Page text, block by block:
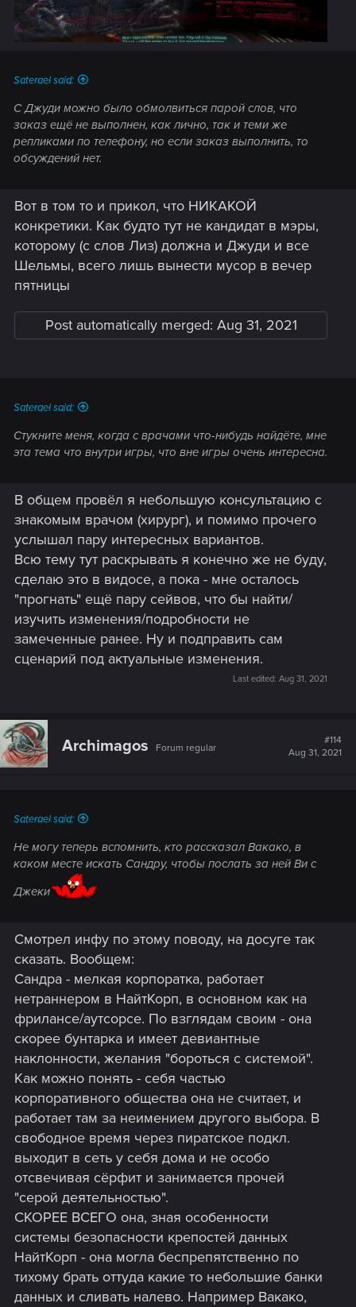
Saterael said:
С Джуди можно было обмолвиться парой слов, что
заказ ещё не выполнен, как лично, так и теми же
репликами по телефону, но если заказ выполнить, то
обсуждений нет.
Вот в том то и прикол, что НИКАКОЙ
конкретики. Как будто тут не кандидат в мэры,
которому (с слов Лиз) должна и Джуди и все
Шельмы, всего лишь вынести мусор в вечер
пятницы
Post automatically merged: Aug 31, 2021
Saterael said:
Стукните меня, когда с врачами что-нибудь найдёте, мне
эта тема что внутри игры, что вне игры очень интересна.
В общем провёл я небольшую консультацию с
знакомым врачом (хирург), и помимо прочего
услышал пару интересных вариантов.
Всю тему тут раскрывать я конечно же не буду,
сделаю это в видосе, а пока - мне осталось
"прогнать" ещё пару сейвов, что бы найти/
изучить изменения/подробности не
замеченные ранее. Ну и подправить сам
сценарий под актуальные изменения.
Last edited: Aug 31, 2021
Archimagos Forum regular
#114
Aug 31, 2021
Saterael said:
Не могу теперь вспомнить, кто рассказал Вакако, в
каком месте искать Сандру, чтобы послать за ней Ви с
Джеки
Смотрел инфу по этому поводу, на досуге так
сказать. Вообщем:
Сандра - мелкая корпоратка, работает
нетраннером в НайтКорп, в основном как на
фрилансе/аутсорсе. По взглядам своим - она
скорее бунтарка и имеет девиантные
наклонности, желания "бороться с системой".
Как можно понять - себя частью
корпоративного общества она не считает, и
работает там за неимением другого выбора. В
свободное время через пиратское подкл.
выходит в сеть у себя дома и не особо
отсвечивая сёрфит и занимается прочей
"серой деятельностью".
СКОРЕЕ ВСЕГО она, зная особенности
системы безопасности крепостей данных
НайтКорп - она могла беспрепятственно по
тихому брать оттуда какие то небольшие банки
данных и сливать налево. Например Вакако,